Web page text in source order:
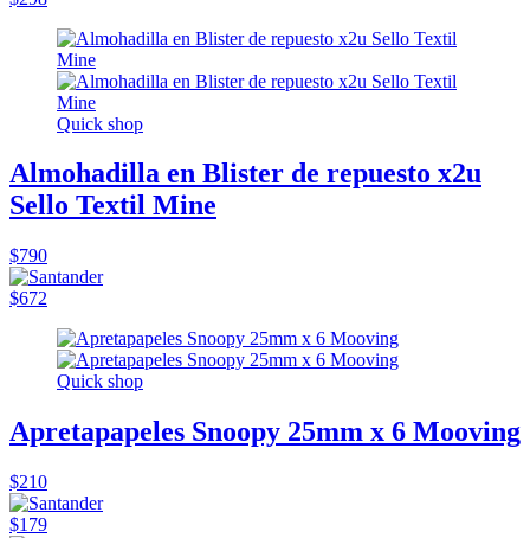
Quick shop
Almohadilla en Blister de repuesto x2u
Sello Textil Mine
$790
$672
Quick shop
Apretapapeles Snoopy 25mm x 6 Mooving
$210
$179